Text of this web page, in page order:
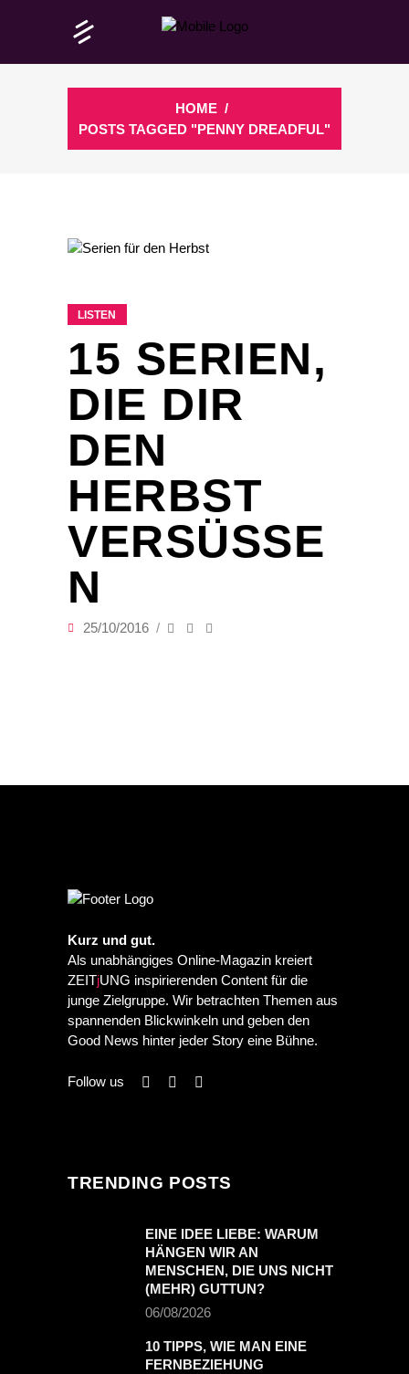
HOME /
POSTS TAGGED "PENNY DREADFUL"
LISTEN
15 SERIEN,
DIE DIR
DEN
HERBST
VERSÜSSEN
25/10/2016
Kurz und gut.
Als unabhängiges Online-Magazin kreiert
ZEITjUNG inspirierenden Content für die
junge Zielgruppe. Wir betrachten Themen aus
spannenden Blickwinkeln und geben den
Good News hinter jeder Story eine Bühne.
Follow us
TRENDING POSTS
EINE IDEE LIEBE: WARUM
HÄNGEN WIR AN
MENSCHEN, DIE UNS NICHT
(MEHR) GUTTUN?
06/08/2026
10 TIPPS, WIE MAN EINE
FERNBEZIEHUNG